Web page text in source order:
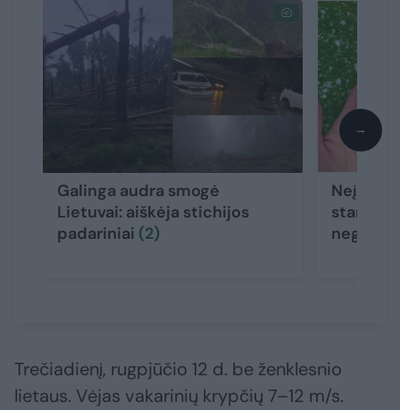
Galinga audra smogė
Lietuvai: aiškėja stichijos
padariniai (2)
stambi
→
Trečiadienį, rugpjūčio 12 d. be ženklesnio
lietaus. Vėjas vakarinių krypčių 7–12 m/s.